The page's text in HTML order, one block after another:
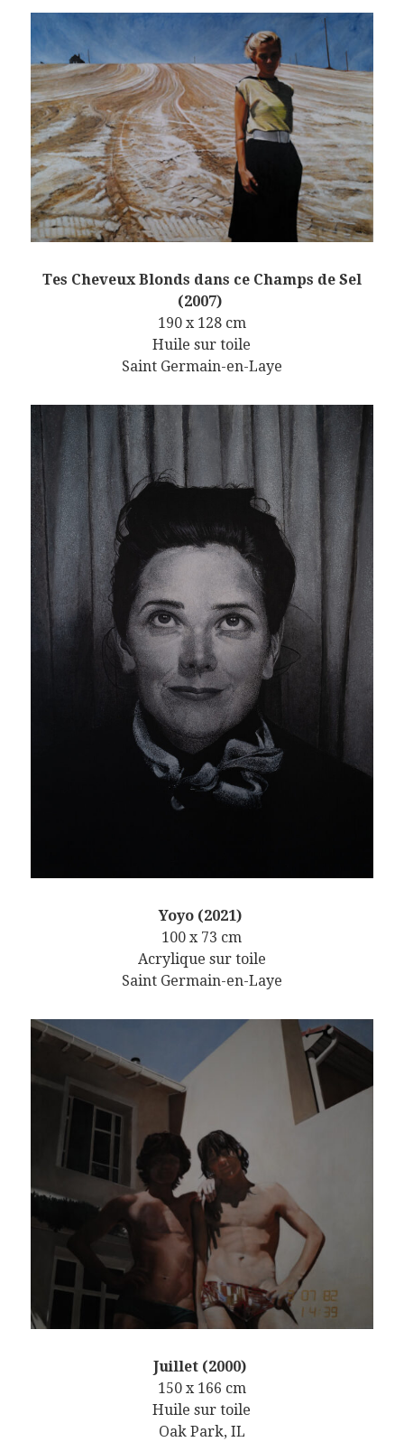
Tes Cheveux Blonds dans ce Champs de Sel
(2007)
190 x 128 cm
Huile sur toile
Saint Germain-en-Laye
Yoyo (2021)
100 x 73 cm
Acrylique sur toile
Saint Germain-en-Laye
Juillet (2000)
150 x 166 cm
Huile sur toile
Oak Park, IL